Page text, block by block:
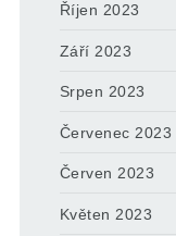
Říjen 2023
Září 2023
Srpen 2023
Červenec 2023
Červen 2023
Květen 2023